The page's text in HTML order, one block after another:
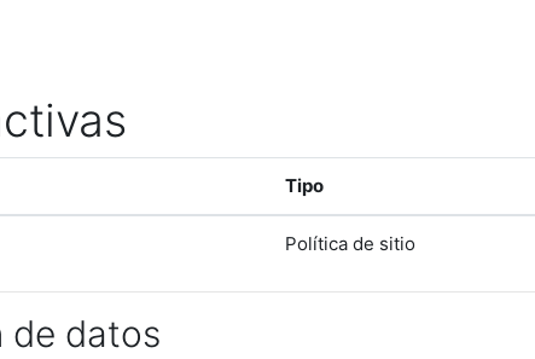
Tipo
Política de sitio
de datos